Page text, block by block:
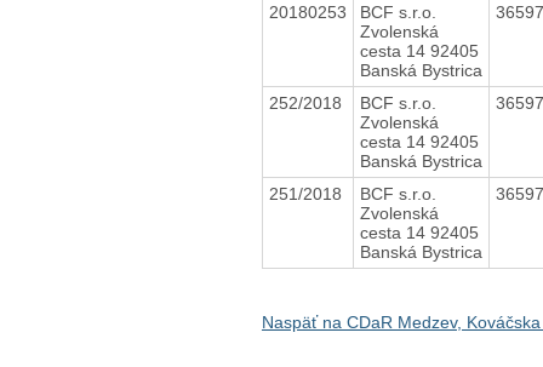
20180253
BCF s.r.o.
Zvolenská
cesta 14 92405
Banská Bystrica
252/2018
BCF s.r.o.
Zvolenská
cesta 14 92405
Banská Bystrica
251/2018
BCF s.r.o.
Zvolenská
cesta 14 92405
Banská Bystrica
Naspäť na CDaR Medzev,